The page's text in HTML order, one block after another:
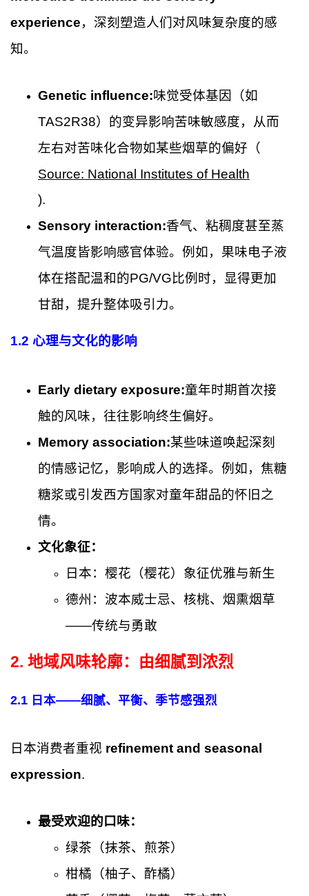
experience，深刻塑造人们对风味复杂度的感
知。
Genetic influence:味觉受体基因（如
TAS2R38）的变异影响苦味敏感度，从而
左右对苦味化合物如某些烟草的偏好（
Source: National Institutes of Health
).
Sensory interaction:香气、粘稠度甚至蒸
气温度皆影响感官体验。例如，果味电子液
体在搭配温和的PG/VG比例时，显得更加
甘甜，提升整体吸引力。
1.2 心理与文化的影响
Early dietary exposure:童年时期首次接
触的风味，往往影响终生偏好。
Memory association:某些味道唤起深刻
的情感记忆，影响成人的选择。例如，焦糖
糖浆或引发西方国家对童年甜品的怀旧之
情。
文化象征：
日本：樱花（樱花）象征优雅与新生
德州：波本威士忌、核桃、烟熏烟草
——传统与勇敢
2. 地域风味轮廓：由细腻到浓烈
2.1 日本——细腻、平衡、季节感强烈
日本消费者重视 refinement and seasonal
expression.
最受欢迎的口味：
绿茶（抹茶、煎茶）
柑橘（柚子、酢橘）